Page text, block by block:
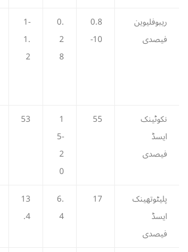
ریبوفلیوین
فیصدی
0.8
-10
0.
2
8
1-
1.
2
نکوٹینک
ایسڈ
فیصدی
55
1
5-
2
0
53
پلیٹوتھینک
ایسڈ
فیصدی
17
6.
4
13
.4